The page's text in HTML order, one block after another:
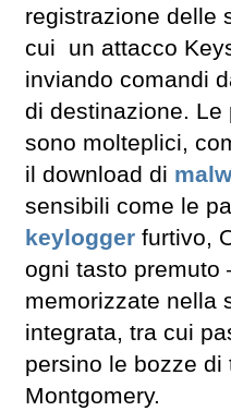
registrazione delle
cui un attacco
inviando comandi
di destinazione.
sono molteplici,
il download di
sensibili come le
keylogger furtivo,
ogni tasto premuto
memorizzate nella
integrata, tra cui
persino le bozze di
Montgomery.